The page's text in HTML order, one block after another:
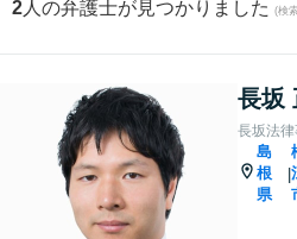
2 人の弁護士が見つかりました (検
長坂
長坂法
島
根
県
|